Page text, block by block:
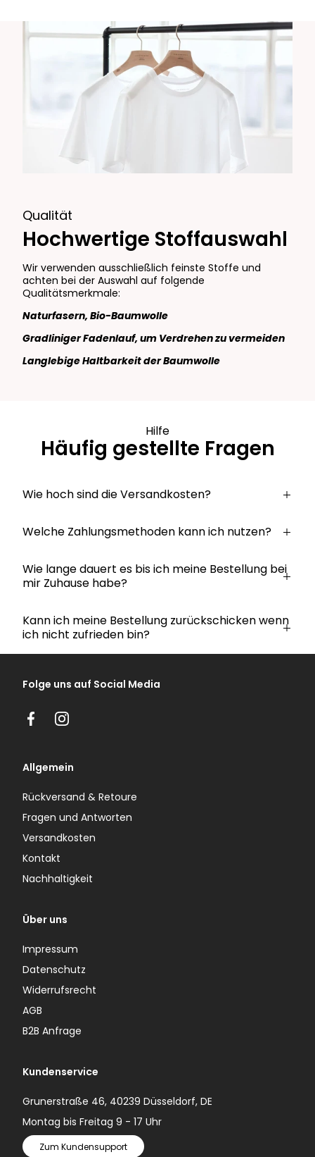
Qualität
Hochwertige Stoffauswahl
Wir verwenden ausschließlich feinste Stoffe und
achten bei der Auswahl auf folgende
Qualitätsmerkmale:
Naturfasern, Bio-Baumwolle
Gradliniger Fadenlauf, um Verdrehen zu vermeiden
Langlebige Haltbarkeit der Baumwolle
Hilfe
Häufig gestellte Fragen
Wie hoch sind die Versandkosten?
Welche Zahlungsmethoden kann ich nutzen?
Wie lange dauert es bis ich meine Bestellung bei
mir Zuhause habe?
Kann ich meine Bestellung zurückschicken wenn
ich nicht zufrieden bin?
Folge uns auf Social Media
FacebookInstagram
Allgemein
Rückversand & Retoure
Fragen und Antworten
Versandkosten
Kontakt
Nachhaltigkeit
Über uns
Impressum
Datenschutz
Widerrufsrecht
AGB
B2B Anfrage
Kundenservice
Grunerstraße 46, 40239 Düsseldorf, DE
Montag bis Freitag 9 - 17 Uhr
Zum Kundensupport